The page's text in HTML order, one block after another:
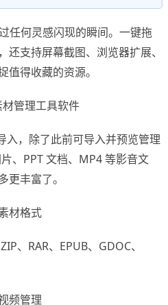
任何灵感闪现的瞬间。一键拖
支持屏幕截图、浏览器扩展、
值得收藏的资源。
入，除了此前可导入并预览管理
、PPT 文档、MP4 等影音文
更丰富了。
、RAR、EPUB、GDOC、